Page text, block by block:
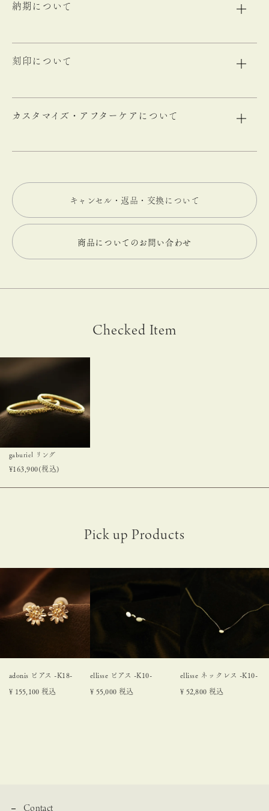
納期について
刻印について
カスタマイズ・アフターケアについて
キャンセル・返品・交換について
商品についてのお問い合わせ
Checked Item
gaburiel リング
¥163,900(税込)
adonis ピアス -K18-
¥ 155,100 税込
ellisse ピアス -K10-
¥ 55,000 税込
ellisse ネックレス -K10-
¥ 52,800 税込